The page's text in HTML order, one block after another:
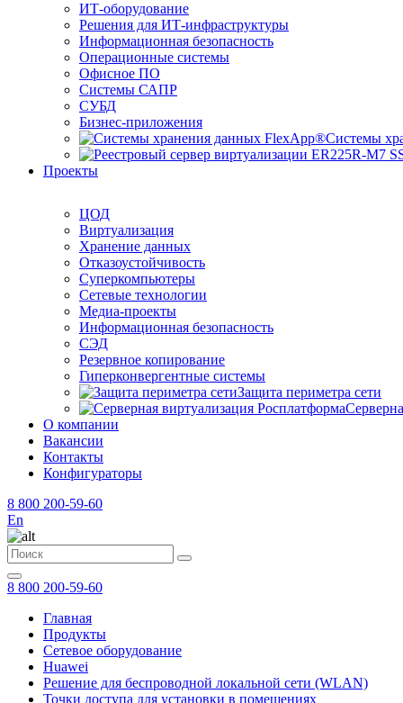
ИТ-оборудование
Решения для ИТ-инфраструктуры
Информационная безопасность
Операционные системы
Офисное ПО
Системы САПР
СУБД
Бизнес-приложения
Системы
Проекты
ЦОД
Виртуализация
Хранение данных
Отказоустойчивость
Суперкомпьютеры
Сетевые технологии
Медиа-проекты
Информационная безопасность
СЭД
Резервное копирование
Гиперконвергентные системы
Защита периметра сети
О компании
Вакансии
Контакты
Конфигураторы
8 800 200-59-60
En
8 800 200-59-60
Главная
Продукты
Сетевое оборудование
Huawei
Решение для беспроводной локальной сети (WLAN)
Точки доступа для установки в помещениях